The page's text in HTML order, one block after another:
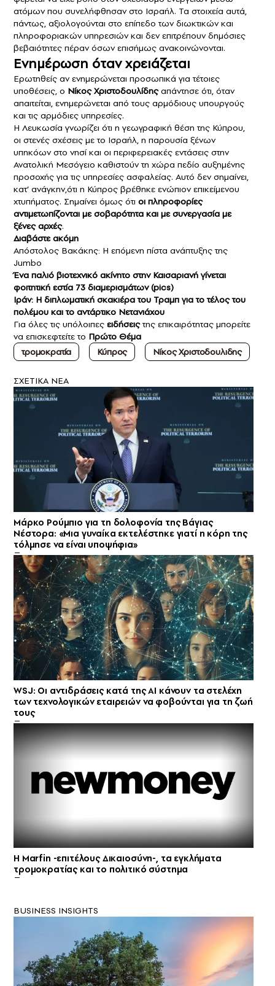
ατόμων που συνελήφθησαν στο Ισραήλ. Τα στοιχεία αυτά,
πάντως, αξιολογούνται στο επίπεδο των διωκτικών και
πληροφοριακών υπηρεσιών και δεν επιτρέπουν δημόσιες
βεβαιότητες πέραν όσων επισήμως ανακοινώνονται.
Ενημέρωση όταν χρειάζεται
Ερωτηθείς αν ενημερώνεται προσωπικά για τέτοιες
υποθέσεις, ο Νίκος Χριστοδουλίδηςαπάντησε ότι, όταν
απαιτείται, ενημερώνεται από τους αρμόδιους υπουργούς
και τις αρμόδιες υπηρεσίες.
Η Λευκωσία γνωρίζει ότι η γεωγραφική θέση της Κύπρου,
οι στενές σχέσεις με το Ισραήλ, η παρουσία ξένων
υπηκόων στο νησί και οι περιφερειακές εντάσεις στην
Ανατολική Μεσόγειο καθιστούν τη χώρα πεδίο αυξημένης
προσοχής για τις υπηρεσίες ασφαλείας. Αυτό δεν σημαίνει,
κατ’ ανάγκην,ότι η Κύπρος βρέθηκε ενώπιον επικείμενου
χτυπήματος. Σημαίνει όμως ότι οι πληροφορίες
αντιμετωπίζονται με σοβαρότητα και με συνεργασία με
ξένες αρχές.
Διαβάστε ακόμη
Απόστολος Βακάκης: Η επόμενη πίστα ανάπτυξης της
Jumbo
Ένα παλιό βιοτεχνικό ακίνητο στην Καισαριανή γίνεται
φοιτητική εστία 73 διαμερισμάτων (pics)
Ιράν: Η διπλωματική σκακιέρα του Τραμπ για το τέλος του
πολέμου και το αντάρτικο Νετανιάχου
Για όλες τις υπόλοιπες ειδήσειςτης επικαιρότητας μπορείτε
να επισκεφτείτε το Πρώτο Θέμα
τρομοκρατία
Κύπρος Νίκος Χριστοδουλιδης
ΣXETIKA NEA
Μάρκο Ρούμπιο για τη δολοφονία της Βάγιας
Νέστορα: «Μια γυναίκα εκτελέστηκε γιατί η κόρη της
τόλμησε να είναι υποψήφια»
WSJ: Οι αντιδράσεις κατά της AI κάνουν τα στελέχη
των τεχνολογικών εταιρειών να φοβούνται για τη ζωή
τους
Η Marfin -επιτέλους Δικαιοσύνη-, τα εγκλήματα
τρομοκρατίας και το πολιτικό σύστημα
BUSINESS INSIGHTS